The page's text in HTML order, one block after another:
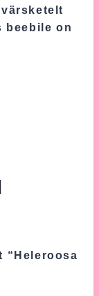
beebile on
“Heleroosa